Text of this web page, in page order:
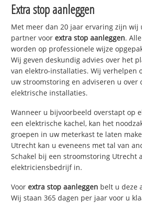
Extra stop aanleggen
Met meer dan 20 jaar ervaring zijn wij
partner voorextra stop aanleggen.
worden op professionele wijze
Wij geven deskundig advies over het
van elektro-installaties. Wij verhelpen
uw stroomstoring en adviseren u over
elektrische installaties.
Wanneer u bijvoorbeeld overstapt op
een elektrische kachel, kan het
groepen in uw meterkast te laten
Utrecht kan u eveneens met tal van
Schakel bij een stroomstoring Utrecht
elektriciensbedrijf in.
Voorextra stop aanleggen belt u deze
Wij staan 365 dagen per jaar voor u